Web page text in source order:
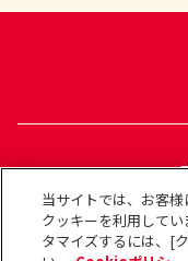
コ
当サイトでは、お客様
クッキーを利用して
タマイズするには、[